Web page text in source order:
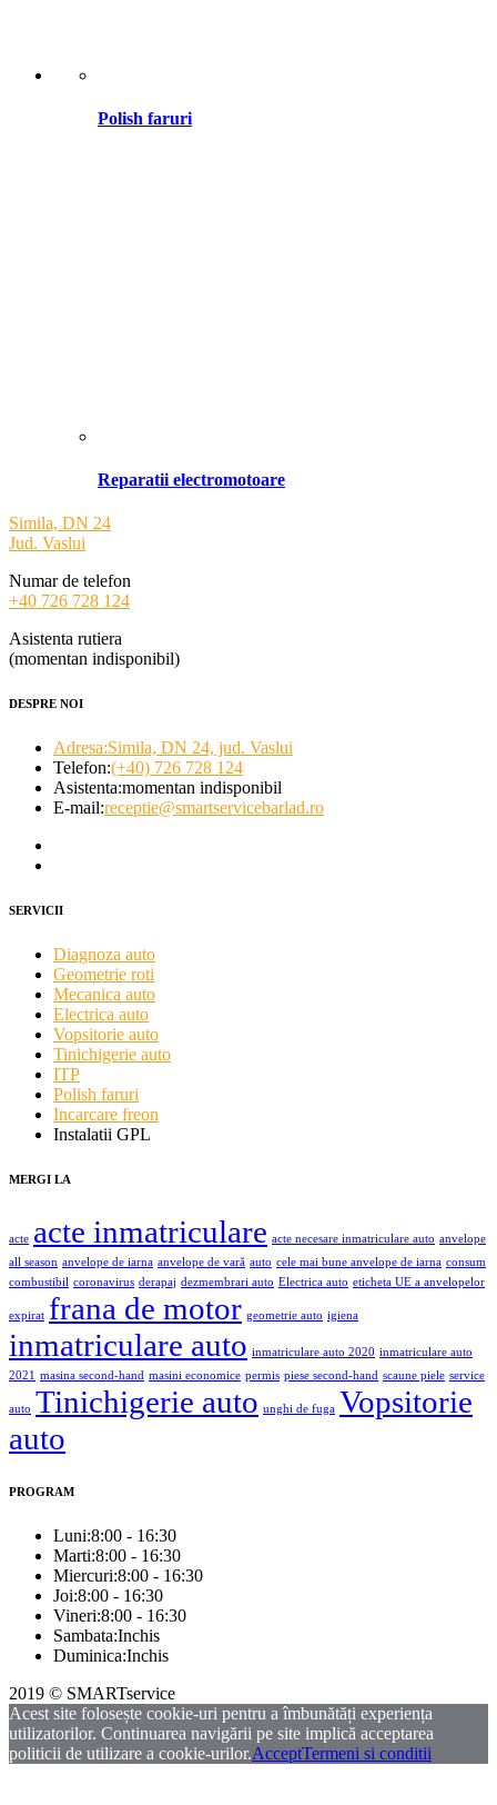
Polish faruri
Reparatii electromotoare
Simila, DN 24
Jud. Vaslui
Numar de telefon
+40 726 728 124
Asistenta rutiera
(momentan indisponibil)
DESPRE NOI
Adresa:Simila, DN 24, jud. Vaslui
Telefon:(+40) 726 728 124
Asistenta:momentan indisponibil
E-mail:receptie@smartservicebarlad.ro
SERVICII
Diagnoza auto
Geometrie roti
Mecanica auto
Electrica auto
Vopsitorie auto
Tinichigerie auto
ITP
Polish faruri
Incarcare freon
Instalatii GPL
MERGI LA
acte acte inmatriculare acte necesare inmatriculare auto anvelope
all season anvelope de iarna anvelope de vară auto cele mai bune anvelope de iarna consum
combustibil coronavirus derapaj dezmembrari auto Electrica auto eticheta UE a anvelopelor
expirat frana de motor geometrie auto igiena
inmatriculare auto inmatriculare auto 2020 inmatriculare auto
2021
masina second-hand masini economice permis piese second-hand scaune piele service
auto Tinichigerie auto unghi de fuga Vopsitorie
auto
PROGRAM
Luni:8:00 - 16:30
Marti:8:00 - 16:30
Miercuri:8:00 - 16:30
Joi:8:00 - 16:30
Vineri:8:00 - 16:30
Sambata:Inchis
Duminica:Inchis
2019 © SMARTservice
Acest site folosește cookie-uri pentru a îmbunătăți experiența
utilizatorilor. Continuarea navigării pe site implică acceptarea
politicii de utilizare a cookie-urilor.AcceptTermeni si conditii